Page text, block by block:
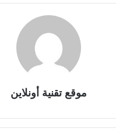
موقع تقنية أونلاين